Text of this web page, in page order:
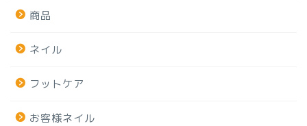
商品
ネイル
フットケア
お客様ネイル